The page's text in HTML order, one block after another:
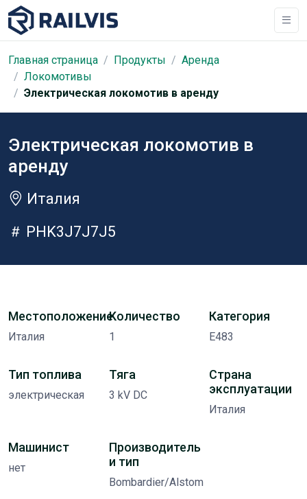
Главная страница Продукты
Аренда
Локомотивы
Электрическая локомотив в аренду
Электрическая локомотив в
аренду
Италия
PHK3J7J7J5
Местоположение
Италия
Количество
1
Категория
E483
Тип топлива
электрическая
Тяга
3 kV DC
Страна
эксплуатации
Италия
Машинист
нет
Производитель
и тип
Bombardier/Alstom